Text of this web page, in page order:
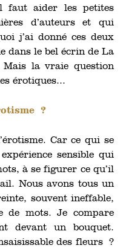
faut aider les petites
d’auteurs et qui
j’ai donné ces deux
dans le bel écrin de La
la vraie question
érotiques...
?
Car ce qui se
sensible qui
à se figurer ce qu’il
Nous avons tous un
souvent ineffable,
de mots. Je compare
devant un bouquet.
des fleurs ?